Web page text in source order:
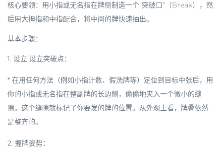
核心要领：用小指或无名指在牌侧制造一个“突破口”（Break），然
后用大拇指和中指配合，将中间的牌快速抽出。
基本步骤：
1. 设立 设立突破点：
* 在用任何方法（例如小指计数、假洗牌等）定位到目标中张后，用
你的小指或无名指在整副牌的长边侧，偷偷地夹入一个微小的缝
隙。这个缝隙就标记了你要发的牌的位置。从外观上看，牌叠依然
是整齐的。
2. 握牌姿势：